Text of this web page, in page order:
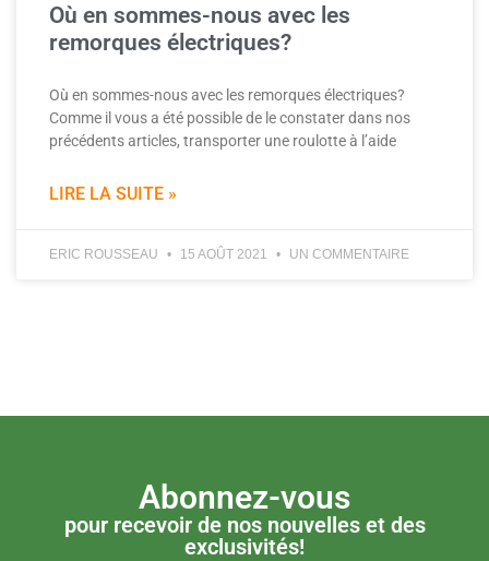
Où en sommes-nous avec les
remorques électriques?
Où en sommes-nous avec les remorques électriques?
Comme il vous a été possible de le constater dans nos
précédents articles, transporter une roulotte à l’aide
LIRE LA SUITE »
ERIC ROUSSEAU 15 AOÛT 2021 UN COMMENTAIRE
Abonnez-vous
pour recevoir de nos nouvelles et des
exclusivités!